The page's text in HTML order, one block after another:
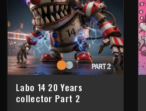
Labo 14 20 Years
collector Part 2